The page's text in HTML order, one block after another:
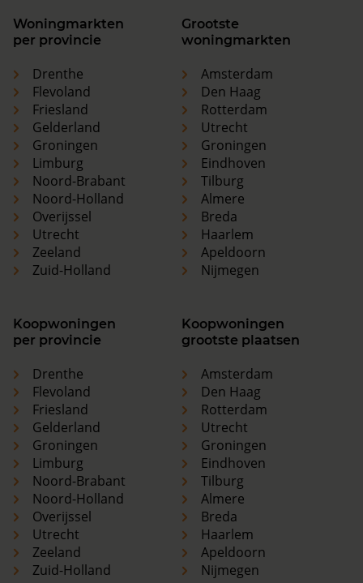
Woningmarkten
per provincie
Drenthe
Flevoland
Friesland
Gelderland
Groningen
Limburg
Noord-Brabant
Noord-Holland
Overijssel
Utrecht
Zeeland
Zuid-Holland
Grootste
woningmarkten
Amsterdam
Den Haag
Rotterdam
Utrecht
Groningen
Eindhoven
Tilburg
Almere
Breda
Haarlem
Apeldoorn
Nijmegen
Koopwoningen
per provincie
Drenthe
Flevoland
Friesland
Gelderland
Groningen
Limburg
Noord-Brabant
Noord-Holland
Overijssel
Utrecht
Zeeland
Zuid-Holland
Koopwoningen
grootste plaatsen
Amsterdam
Den Haag
Rotterdam
Utrecht
Groningen
Eindhoven
Tilburg
Almere
Breda
Haarlem
Apeldoorn
Nijmegen